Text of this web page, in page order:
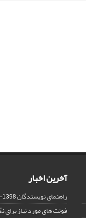
آخرین اخبار
راهنمای نویسندگان1398-03-23
فونت های مورد نیاز